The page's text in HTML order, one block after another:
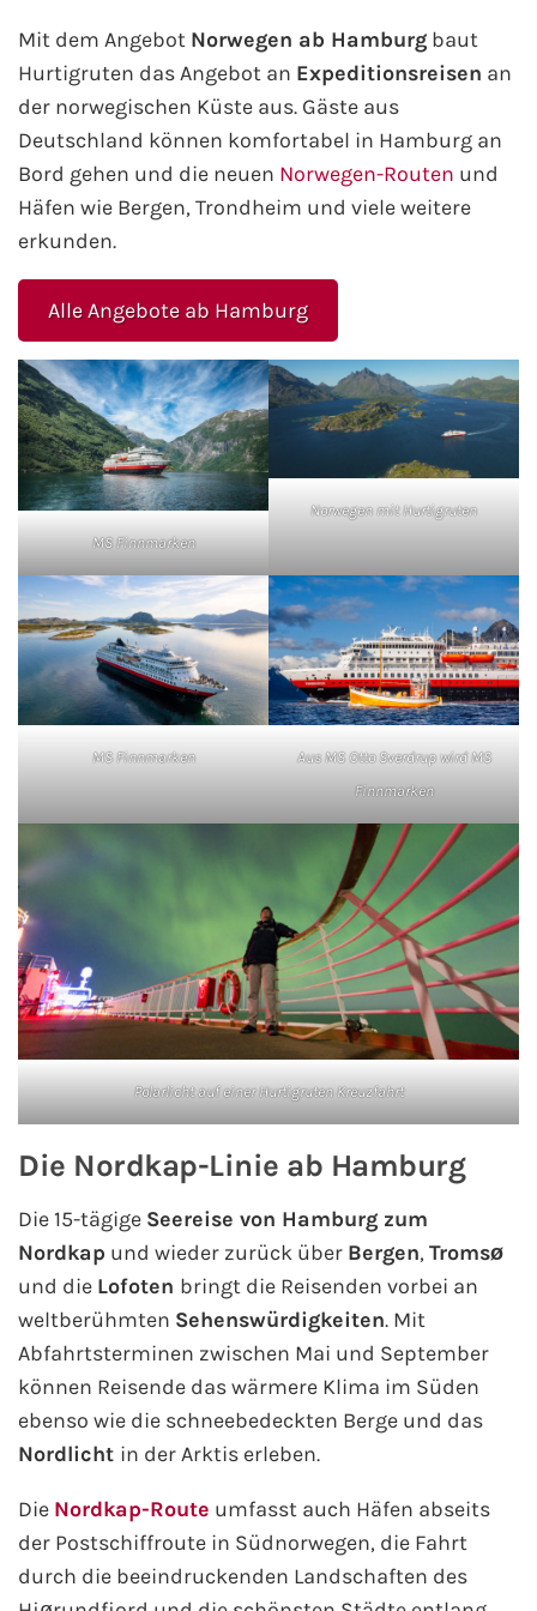
Westeuropa-Kreuzfahrt
Norwegen-Kreuzfahrt
Orient-Kreuzfahrt
Weltreise-Kreuzfahrt
Reedereien
AIDA Cruises
TUI Cruises
MSC Kreuzfahrten
Costa Kreuzfahrten
Phoenix Reisen
Hapag-Lloyd Cruises
Cunard Line
Norwegian Cruise Line
PLANTOURS Kreuzfahrten
Alle Reedereien
Flusskreuzfahrten
nicko cruises Flusskreuzfahrten
Plantours Flusskreuzfahrten
1AVista Flusskreuzfahrten
Phoenix Reisen Flusskreuzfahrten
Last Minute Flusskreuzfahrten
Fähren
Mit dem Angebot Norwegen ab Hamburg baut
Hurtigruten das Angebot an Expeditionsreisen an
der norwegischen Küste aus. Gäste aus
Deutschland können komfortabel in Hamburg an
Bord gehen und die neuen Norwegen-Routen und
Häfen wie Bergen, Trondheim und viele weitere
erkunden.
Alle Angebote ab Hamburg
MS Finnmarken
Norwegen mit Hurtigruten
MS Finnmarken
Aus MS Otto Sverdrup wird MS
Finnmarken
Polarlicht auf einer Hurtigruten Kreuzfahrt
Die Nordkap-Linie ab Hamburg
Die 15-tägige Seereise von Hamburg zum
Nordkap und wieder zurück über Bergen, Tromsø
und die Lofoten bringt die Reisenden vorbei an
weltberühmten Sehenswürdigkeiten. Mit
Abfahrtsterminen zwischen Mai und September
können Reisende das wärmere Klima im Süden
ebenso wie die schneebedeckten Berge und das
Nordlicht in der Arktis erleben.
Die Nordkap-Route umfasst auch Häfen abseits
der Postschiffroute in Südnorwegen, die Fahrt
durch die beeindruckenden Landschaften des